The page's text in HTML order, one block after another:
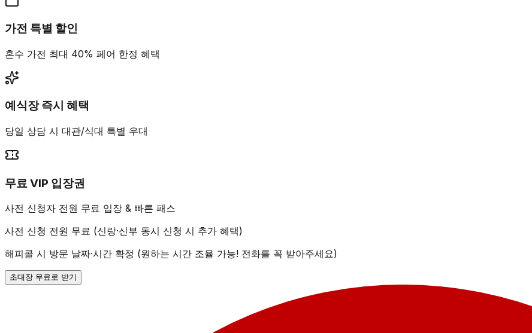
가전 특별 할인
혼수 가전 최대 40% 페어 한정 혜택
예식장 즉시 혜택
당일 상담 시 대관/식대 특별 우대
무료 VIP 입장권
사전 신청자 전원 무료 입장 & 빠른 패스
사전 신청 전원 무료 (신랑·신부 동시 신청 시 추가 혜택)
해피콜 시 방문 날짜·시간 확정 (원하는 시간 조율 가능! 전화를 꼭 받아주세요)
초대장 무료로 받기